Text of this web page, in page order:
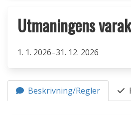
Utmaningens
1. 1. 2026–31. 12. 2026
Beskrivning/Regler